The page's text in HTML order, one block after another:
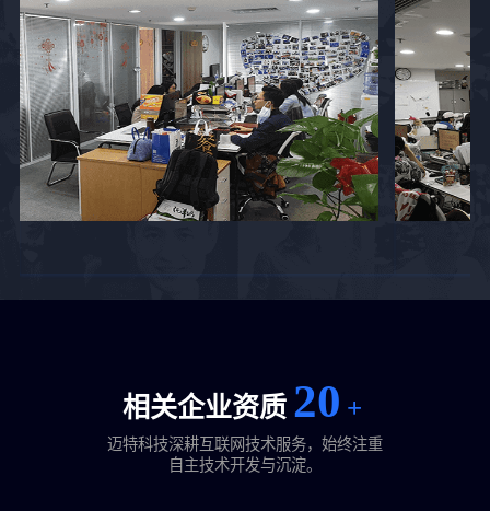
相关企业资质 20+
迈特科技深耕互联网技术服务，始终注重
自主技术开发与沉淀。